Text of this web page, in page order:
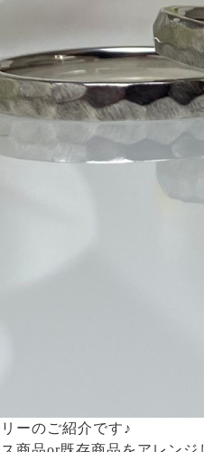
ーのご紹介です♪